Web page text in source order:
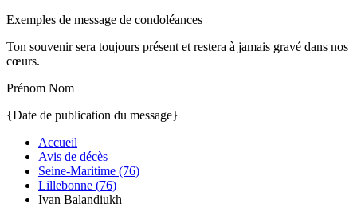
Exemples de message de condoléances
Ton souvenir sera toujours présent et restera à jamais gravé dans nos
cœurs.
Prénom Nom
{Date de publication du message}
Accueil
Avis de décès
Seine-Maritime (76)
Lillebonne (76)
Ivan Balandiukh